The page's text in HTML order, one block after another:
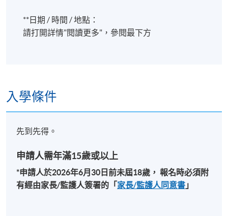
**日期 / 時間 / 地點：
請打開詳情"閱讀更多"，參閱最下方
入學條件
先到先得。
申請人需年滿15歲或以上
*申請人於2026年6月30 日前未屆18歲， 報名時必須附
有經由家長/監護人簽署的「 家長/監護人同意書 」